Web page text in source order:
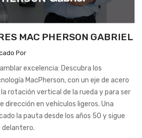
MAC PHERSON GABRIEL
Por
excelencia: Descubra los
MacPherson, con un eje de acero
rotación vertical de la rueda y para ser
dirección en vehículos ligeros. Una
la pauta desde los años 50 y sigue
delantero.